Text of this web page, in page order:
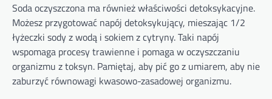
Soda oczyszczona ma również właściwości detoksykacyjne.
Możesz przygotować napój detoksykujący, mieszając 1/2
łyżeczki sody z wodą i sokiem z cytryny. Taki napój
wspomaga procesy trawienne i pomaga w oczyszczaniu
organizmu z toksyn. Pamiętaj, aby pić go z umiarem, aby nie
zaburzyć równowagi kwasowo-zasadowej organizmu.